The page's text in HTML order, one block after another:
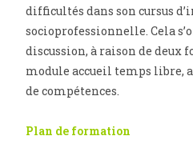
difficultés dans son cursus
socioprofessionnelle. Cela
discussion, à raison de deux
module accueil temps libre,
de compétences.
Plan de formation